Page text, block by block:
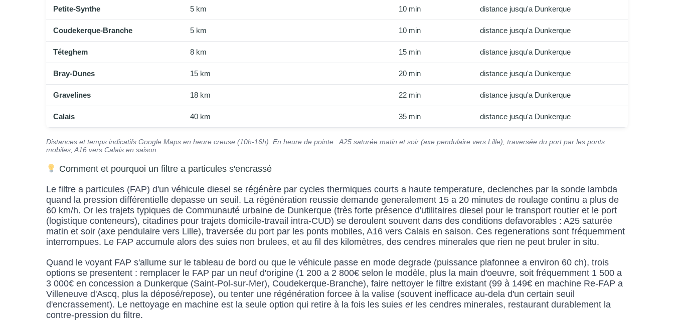
Petite-Synthe 5 km 10 min distance jusqu'a Dunkerque
Coudekerque-Branche 5 km 10 min distance jusqu'a Dunkerque
Téteghem 8 km 15 min distance jusqu'a Dunkerque
Bray-Dunes 15 km 20 min distance jusqu'a Dunkerque
Gravelines 18 km 22 min distance jusqu'a Dunkerque
Calais 40 km 35 min distance jusqu'a Dunkerque
Distances et temps indicatifs Google Maps en heure creuse (10h-16h). En heure de pointe : A25 saturée matin et soir (axe pendulaire vers Lille), traversée du port par les ponts
mobiles, A16 vers Calais en saison.
Comment et pourquoi un filtre a particules s'encrassé
Le filtre a particules (FAP) d'un véhicule diesel se régénère par cycles thermiques courts a haute temperature, declenches par la sonde lambda
quand la pression différentielle depasse un seuil. La régénération reussie demande generalement 15 a 20 minutes de roulage continu a plus de
60 km/h. Or les trajets typiques de Communauté urbaine de Dunkerque (très forte présence d'utilitaires diesel pour le transport routier et le port
(logistique conteneurs), citadines pour trajets domicile-travail intra-CUD) se deroulent souvent dans des conditions defavorables : A25 saturée
matin et soir (axe pendulaire vers Lille), traversée du port par les ponts mobiles, A16 vers Calais en saison. Ces regenerations sont fréquemment
interrompues. Le FAP accumule alors des suies non brulees, et au fil des kilomètres, des cendres minerales que rien ne peut bruler in situ.
Quand le voyant FAP s'allume sur le tableau de bord ou que le véhicule passe en mode degrade (puissance plafonnee a environ 60 ch), trois
options se presentent : remplacer le FAP par un neuf d'origine (1 200 a 2 800€ selon le modèle, plus la main d'oeuvre, soit fréquemment 1 500 a
3 000€ en concession a Dunkerque (Saint-Pol-sur-Mer), Coudekerque-Branche), faire nettoyer le filtre existant (99 à 149€ en machine Re-FAP a
Villeneuve d'Ascq, plus la déposé/repose), ou tenter une régénération forcee à la valise (souvent inefficace au-dela d'un certain seuil
d'encrassement). Le nettoyage en machine est la seule option qui retire à la fois les suies etles cendres minerales, restaurant durablement la
contre-pression du filtre.